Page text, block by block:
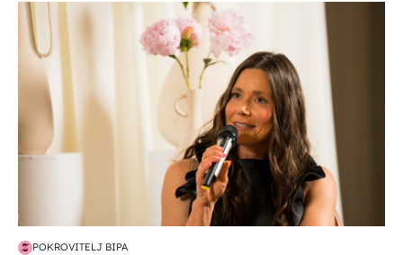
moda & ljepota
POKROVITELJ BIPA